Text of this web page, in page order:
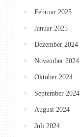
Februar 2025
Januar 2025
Dezember 2024
November 2024
Oktober 2024
September 2024
August 2024
Juli 2024